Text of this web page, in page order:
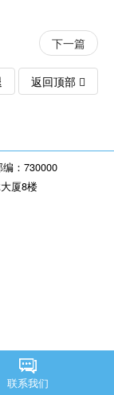
下一篇
返回顶部
：730000
厦8楼
联系我们